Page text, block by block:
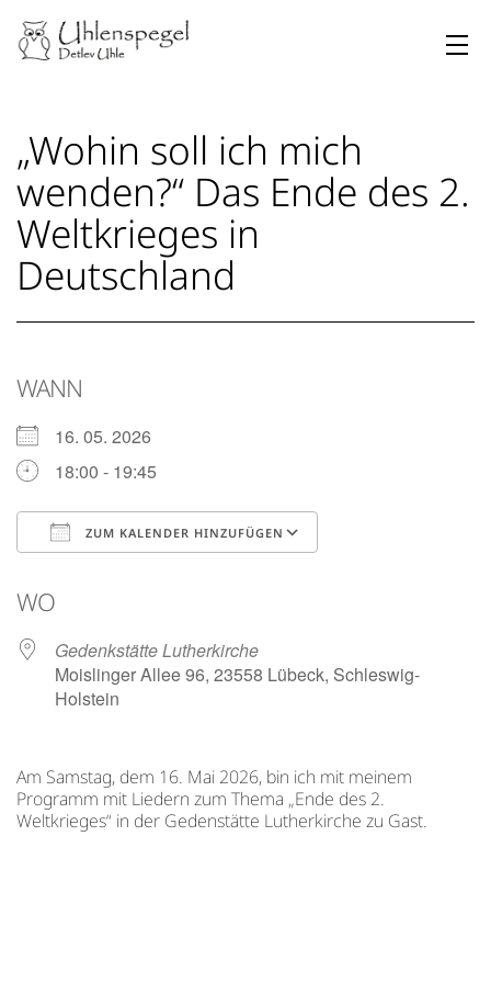
Zum
Inhalt
„Wohin soll ich mich
wenden?“ Das Ende des 2.
Weltkrieges in
Deutschland
WANN
16. 05. 2026
18:00 - 19:45
ZUM KALENDER HINZUFÜGEN
WO
Gedenkstätte Lutherkirche
Moislinger Allee 96, 23558 Lübeck, Schleswig-
Holstein
Am Samstag, dem 16. Mai 2026, bin ich mit meinem
Programm mit Liedern zum Thema „Ende des 2.
Weltkrieges“ in der Gedenstätte Lutherkirche zu Gast.